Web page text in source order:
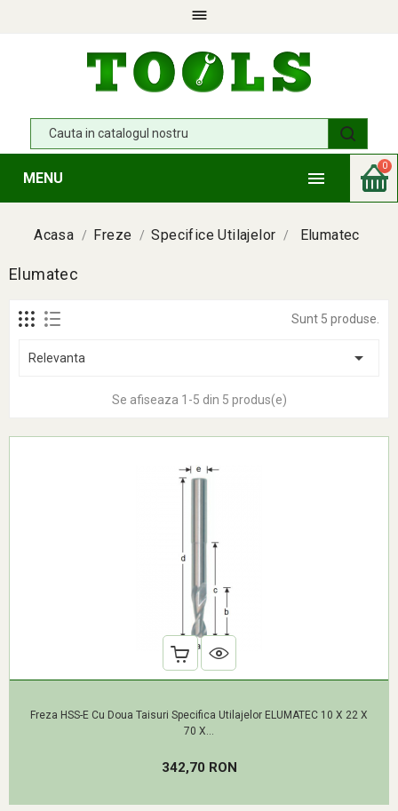

0

MENU
Acasa Freze Specifice Utilajelor Elumatec
Elumatec
Sunt 5 produse.
Relevanta 
Se afiseaza 1-5 din 5 produs(e)
Freza HSS-E Cu Doua Taisuri Specifica Utilajelor ELUMATEC 10 X 22 X
70 X...
342,70 RONPret